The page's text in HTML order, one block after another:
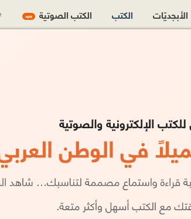
الأبجديّات الكتب الكتب الصوتية جديد